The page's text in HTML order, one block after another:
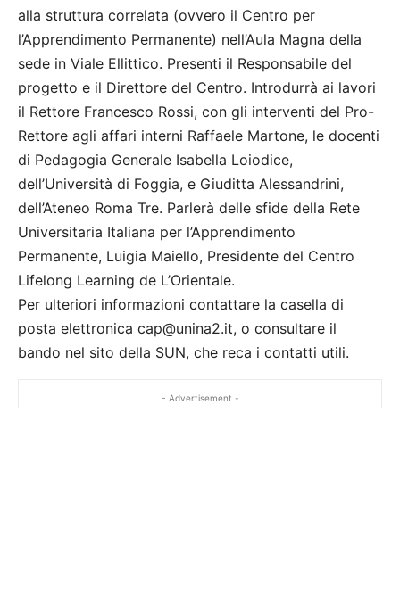
alla struttura correlata (ovvero il Centro per
l’Apprendimento Permanente) nell’Aula Magna della
sede in Viale Ellittico. Presenti il Responsabile del
progetto e il Direttore del Centro. Introdurrà ai lavori
il Rettore Francesco Rossi, con gli interventi del Pro-
Rettore agli affari interni Raffaele Martone, le docenti
di Pedagogia Generale Isabella Loiodice,
dell’Università di Foggia, e Giuditta Alessandrini,
dell’Ateneo Roma Tre. Parlerà delle sfide della Rete
Universitaria Italiana per l’Apprendimento
Permanente, Luigia Maiello, Presidente del Centro
Lifelong Learning de L’Orientale.
Per ulteriori informazioni contattare la casella di
posta elettronica cap@unina2.it, o consultare il
bando nel sito della SUN, che reca i contatti utili.
- Advertisement -